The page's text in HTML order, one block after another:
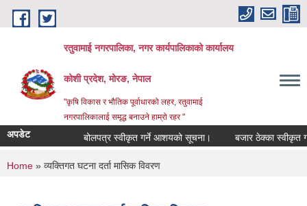
Skip to main content
रतुवामाई नगरपालिका, नगर कार्यपालिकाको कार्यालय
कोशी प्रदेश, मोरङ, नेपाल
"कृषि विकास र भौतिक पूर्वाधारको लहर, रतुवामाई
नगरपालिकालाई समृद्ध बनाउने हाम्रो रहर "
अपडेट बोलपत्र स्वीकृत गर्ने आशयको सूचना। बजार ठेक्का स्वीकृत
You are here
Home » व्यक्तिगत घटना दर्ता मासिक विवरण